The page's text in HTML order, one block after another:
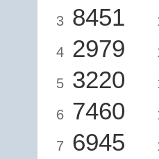
3 8451
4 2979
5 3220
6 7460
7 6945